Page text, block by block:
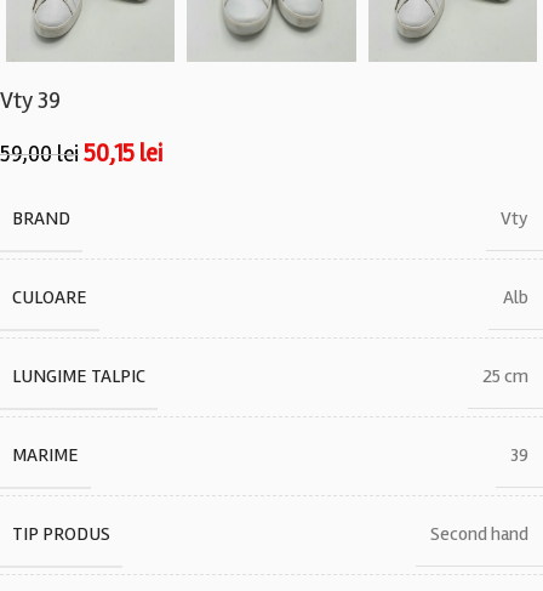
Vty 39
59,00lei50,15 lei
BRAND Vty
CULOARE Alb
LUNGIME TALPIC 25 cm
MARIME 39
TIP PRODUS Second hand